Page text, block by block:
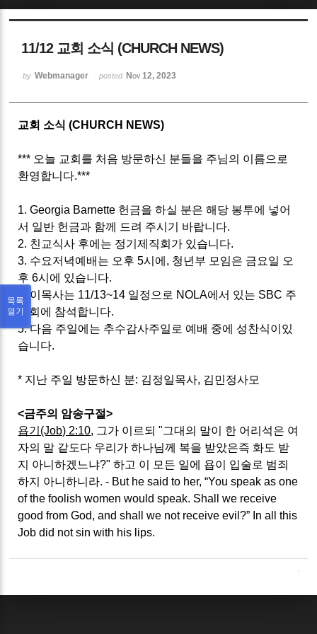
11/12 교회 소식 (CHURCH NEWS)
by Webmanager posted Nov 12, 2023
교회 소식 (CHURCH NEWS)
*** 오늘 교회를 처음 방문하신 분들을 주님의 이름으로
환영합니다.***
1. Georgia Barnette 헌금을 하실 분은 해당 봉투에 넣어
서 일반 헌금과 함께 드려 주시기 바랍니다.
2. 친교식사 후에는 정기제직회가 있습니다.
3. 수요저녁예배는 오후 5시에, 청년부 모임은 금요일 오
후 6시에 있습니다.
4. 이목사는 11/13~14 일정으로 NOLA에서 있는 SBC 주
총회에 참석합니다.
5. 다음 주일에는 추수감사주일로 예배 중에 성찬식이있
습니다.
* 지난 주일 방문하신 분: 김정일목사, 김민정사모
<금주의 암송구절>
욥기(Job) 2:10, 그가 이르되 "그대의 말이 한 어리석은 여
자의 말 같도다 우리가 하나님께 복을 받았은즉 화도 받
지 아니하겠느냐?" 하고 이 모든 일에 욥이 입술로 범죄
하지 아니하니라. - But he said to her, “You speak as one
of the foolish women would speak. Shall we receive
good from God, and shall we not receive evil?” In all this
Job did not sin with his lips.
목록
열기
Sketchbook5, 스케치북5
Sketchbook5, 스케치북5